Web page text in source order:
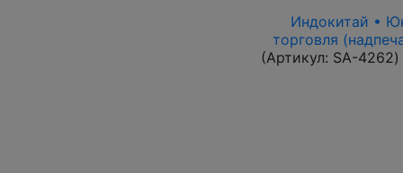
Индокитай •
торговля
(Артикул: SA-4262)